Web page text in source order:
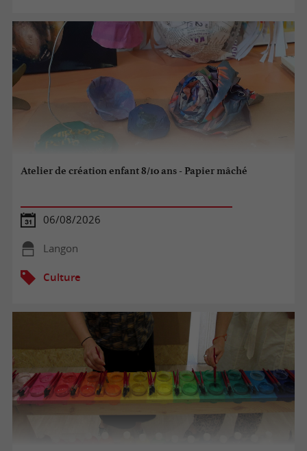
Atelier de création enfant 8/10 ans - Papier mâché
06/08/2026
Langon
Culture